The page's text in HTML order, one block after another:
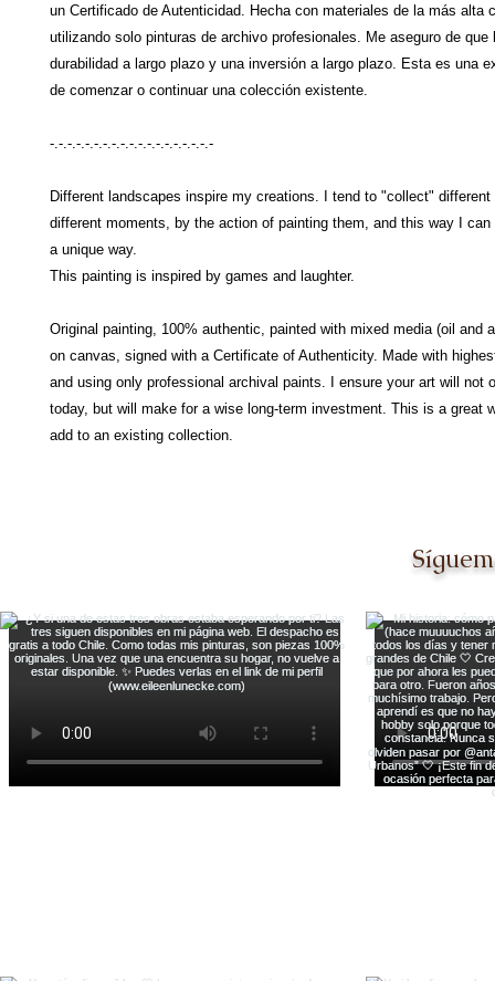
un Certificado de Autenticidad. Hecha con materiales de la más alta
utilizando solo pinturas de archivo profesionales. Me aseguro de que
durabilidad a largo plazo y una inversión a largo plazo. Esta es una
de comenzar o continuar una colección existente.
-.-.-.-.-.-.-.-.-.-.-.-.-.-.-.-.-.-.-
Different landscapes inspire my creations. I tend to "collect" different
different moments, by the action of painting them, and this way I can
a unique way.
This painting is inspired by games and laughter.
Original painting, 100% authentic, painted with mixed media (oil and
on canvas, signed with a Certificate of Authenticity. Made with
and using only professional archival paints. I ensure your art will not
today, but will make for a wise long-term investment. This is a great
add to an existing collection.